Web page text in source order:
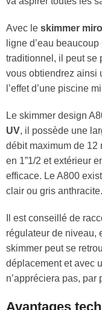
Avec le skimmer
ligne d’eau
traditionnel, il peut se
vous obtiendrez ainsi
l’effet d’une piscine
Le skimmer design
UV, il possède une
débit maximum de 12
en 1”1/2 et extérieur
efficace. Le A800
clair ou gris anthracite.
Il est conseillé de
régulateur de niveau,
skimmer peut se
déplacement et avec
n’appréciera pas, par
Avantages